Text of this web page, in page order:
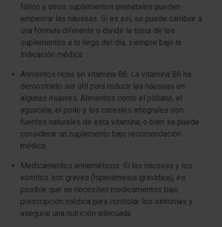
fólico y otros suplementos prenatales pueden
empeorar las náuseas. Si es así, se puede cambiar a
una fórmula diferente o dividir la toma de los
suplementos a lo largo del día, siempre bajo la
indicación médica.
Alimentos ricos en vitamina B6: La vitamina B6 ha
demostrado ser útil para reducir las náuseas en
algunas mujeres. Alimentos como el plátano, el
aguacate, el pollo y los cereales integrales son
fuentes naturales de esta vitamina, o bien se puede
considerar un suplemento bajo recomendación
médica.
Medicamentos antieméticos: Si las náuseas y los
vómitos son graves (hiperémesis gravídica), es
posible que se necesiten medicamentos bajo
prescripción médica para controlar los síntomas y
asegurar una nutrición adecuada.